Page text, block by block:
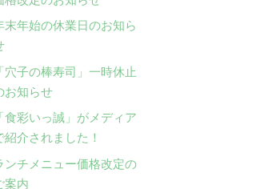
末年始の休業日のお知ら
「穴子の棒寿司」一時休止
お知らせ
「食彩いっ誠」がメディア
紹介されました！
ンチメニュー価格改定の
案内